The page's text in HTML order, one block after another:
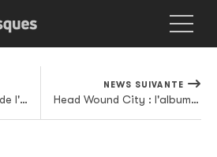
Dälek : premier extrait de l'album pour Profound Lore en écoute
NEWS SUIVANTE
Head Wound City : l'album en mai sur Vice Records, le premier extrait clippé